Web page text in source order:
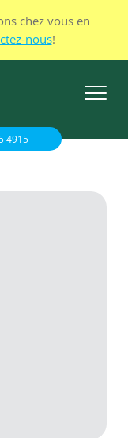
chez vous en
nous!
4915